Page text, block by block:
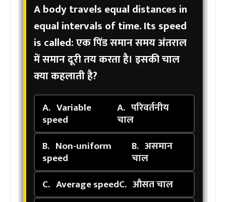
A body travels equal distances in
equal intervals of time. Its speed
is called:एक पिंड समान समय अंतराल
में समान दूरी तय करता है। इसकी चाल
क्या कहलाती है?
A. Variable
speed
A. परिवर्तनीय
चाल
B. Non-uniform
speed
B.असमान
चाल
C. Average speedC. औसत चाल